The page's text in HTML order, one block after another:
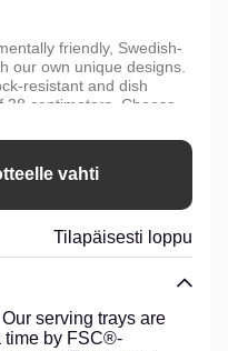
friendly, Swedish-
our own unique designs.
resistant and dish
centimeters. Choose
stand in black
easily be moved on and
vahti
Tilapäisesti loppu
serving trays are
time by FSC®-